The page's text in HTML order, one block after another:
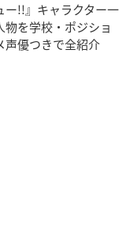
ー!!』キャラクター一
物を学校・ポジショ
声優つきで全紹介